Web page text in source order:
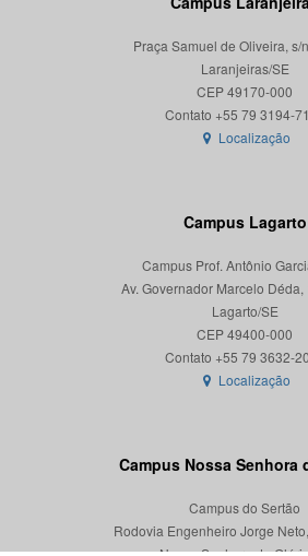
Praça Samuel de Oliveira, s/
Laranjeiras/SE
CEP 49170-000
Localização
Campus Lagarto
Campus Prof. Antônio
Av. Governador Marcelo Déda,
Lagarto/SE
CEP 49400-000
Localização
Campus Nossa Senhora
Campus do Sertão
Rodovia Engenheiro Jorge